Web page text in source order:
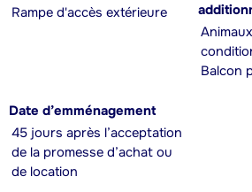
Rampe d'accès extérieure
Balcon
Date d’emménagement
45 jours après l’acceptation
de la promesse d’achat ou
de location